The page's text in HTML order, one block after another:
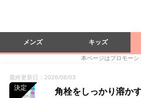
メンズ キッズ
本ページはプロモーシ
最終更新日：2026/08/03
決定
角栓をしっかり溶か